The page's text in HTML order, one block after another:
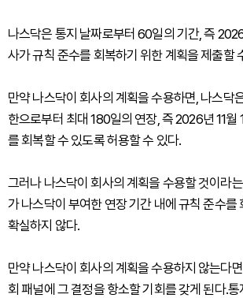
나스닥은 통지 날짜로부터 60일의 기간, 즉
사가 규칙 준수를 회복하기 위한 계획을 제출할
만약 나스닥이 회사의 계획을 수용하면, 나스닥
한으로부터 최대 180일의 연장, 즉 2026년 11월
를 회복할 수 있도록 허용할 수 있다.
그러나 나스닥이 회사의 계획을 수용할 것이라
가 나스닥이 부여한 연장 기간 내에 규칙 준수를
확실하지 않다.
만약 나스닥이 회사의 계획을 수용하지 않는다
회 패널에 그 결정을 항소할 기회를 갖게 된다.